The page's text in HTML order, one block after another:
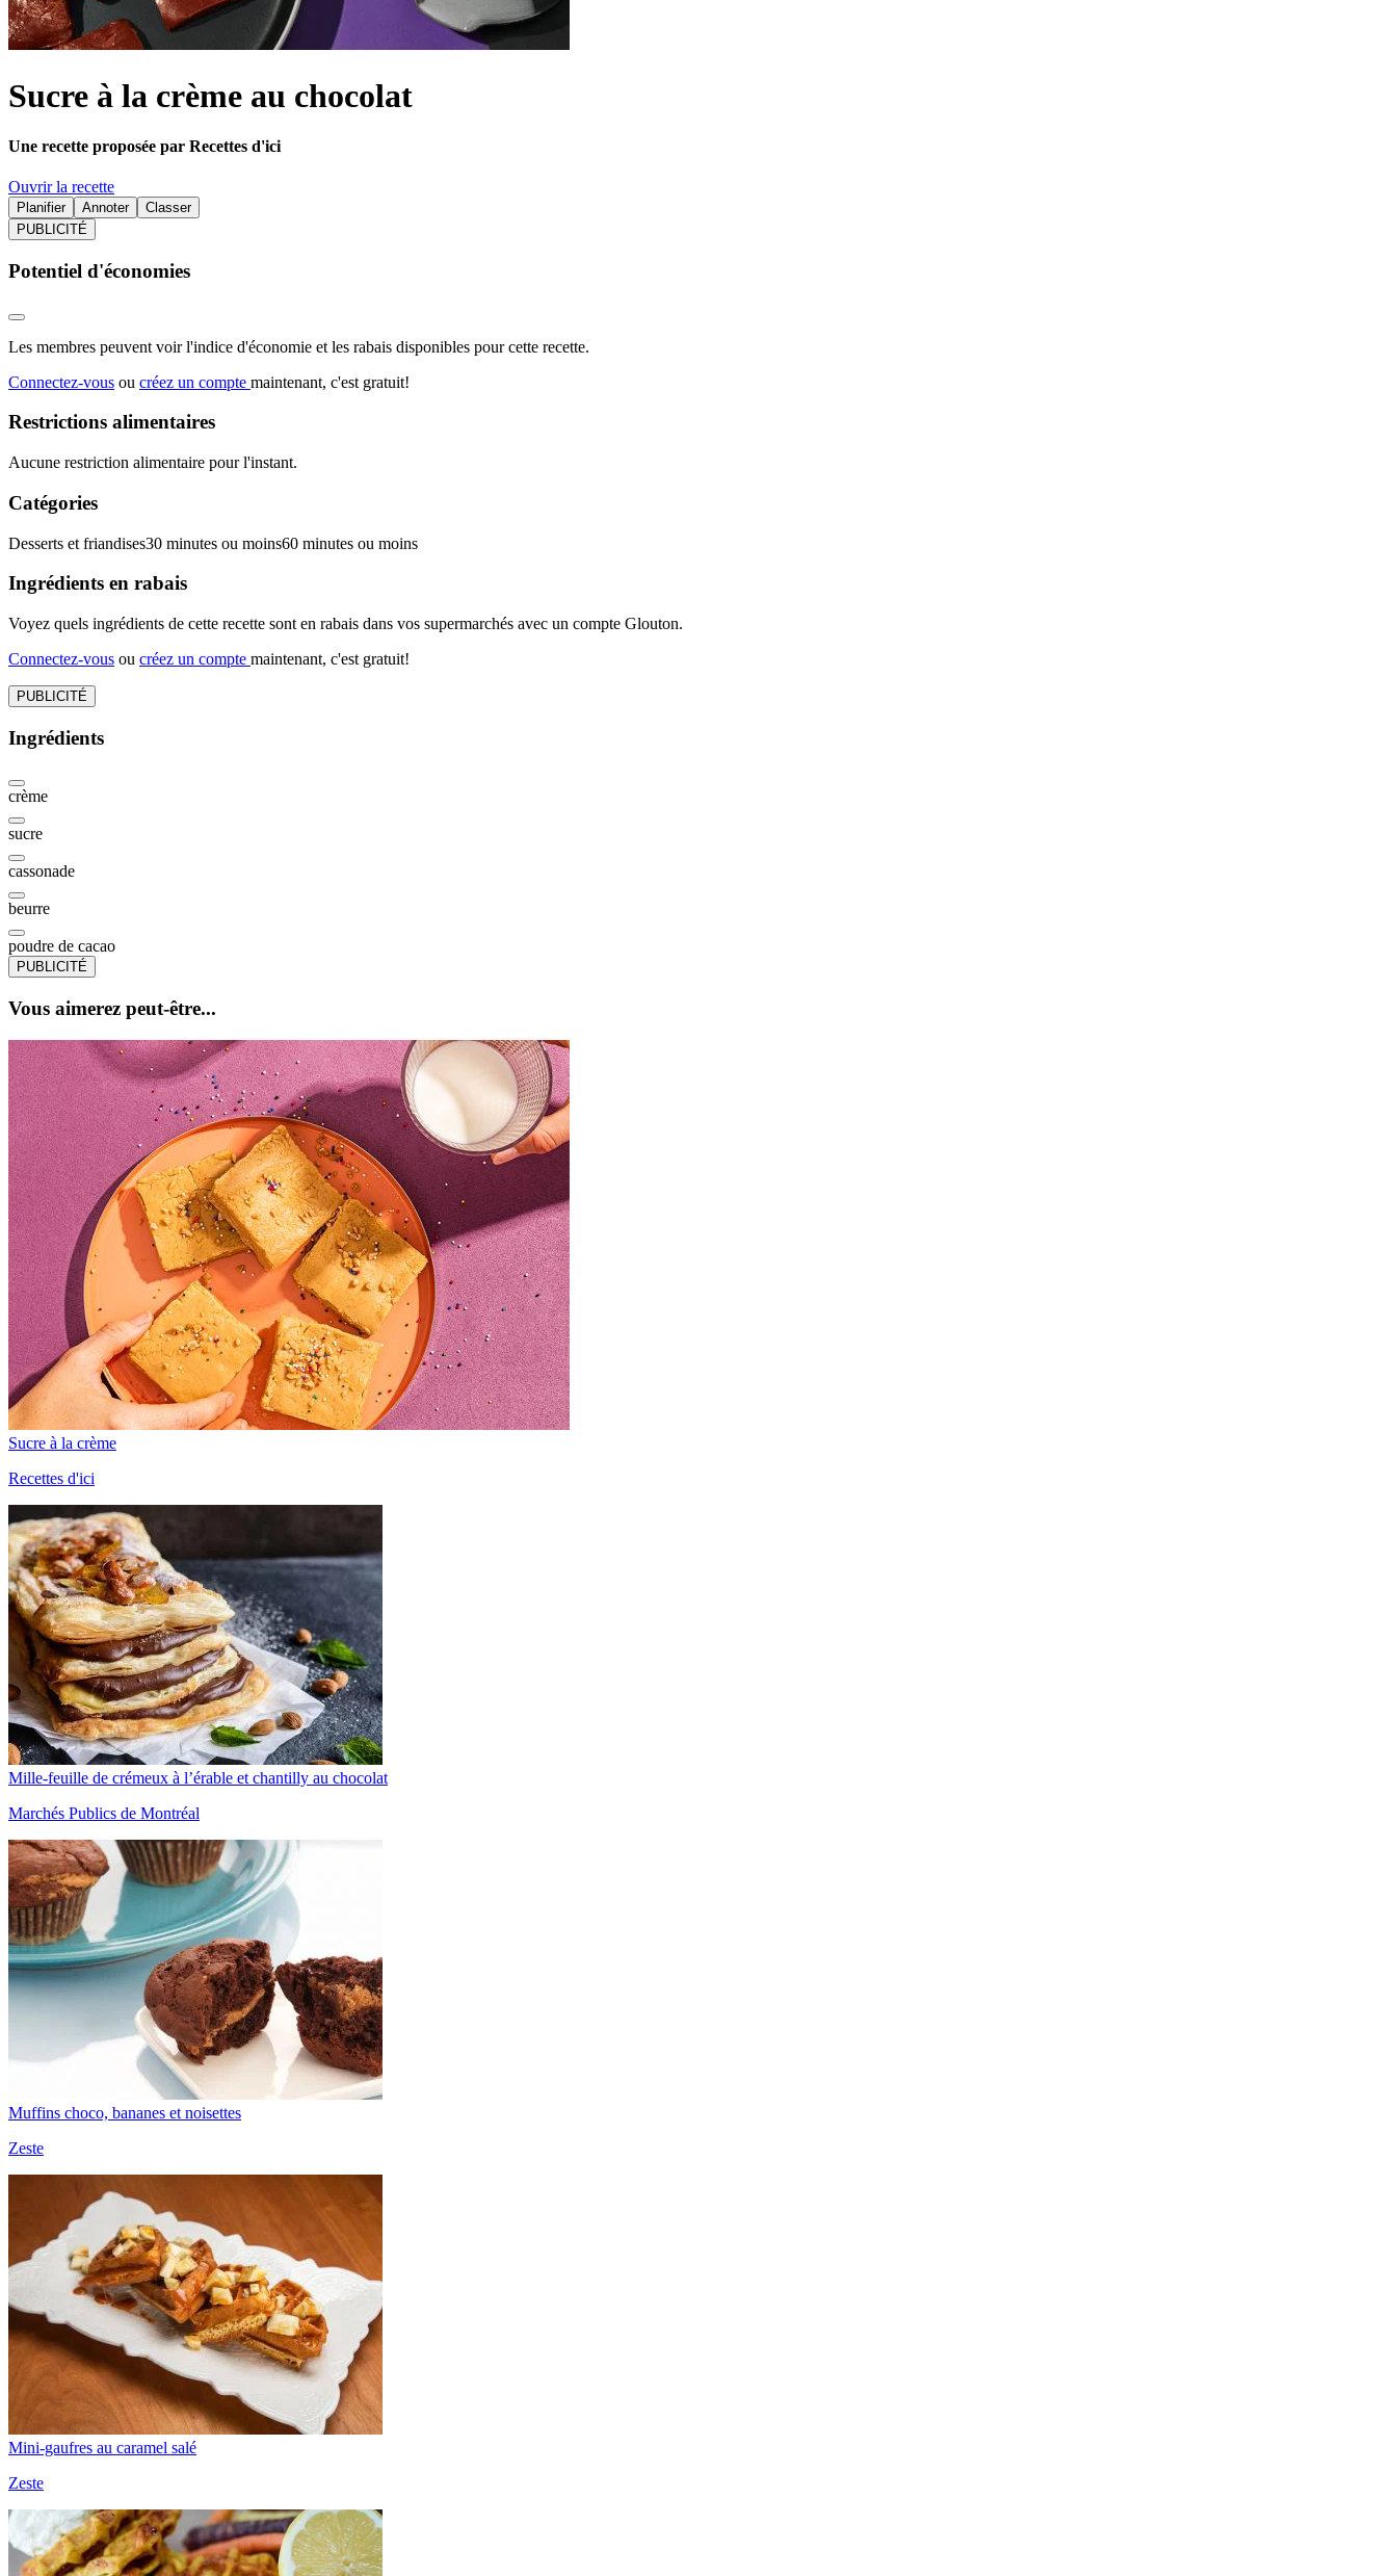
Sucre à la crème au chocolat
Une recette proposée par Recettes d'ici
Ouvrir la recette
Planifier Annoter
Classer
PUBLICITÉ
Potentiel d'économies
Les membres peuvent voir l'indice d'économie et les rabais disponibles pour cette recette.
Connectez-vous ou créez un compte maintenant, c'est gratuit!
Restrictions alimentaires
Aucune restriction alimentaire pour l'instant.
Catégories
Desserts et friandises30 minutes ou moins60 minutes ou moins
Ingrédients en rabais
Voyez quels ingrédients de cette recette sont en rabais dans vos supermarchés avec un compte Glouton.
Connectez-vous ou créez un compte maintenant, c'est gratuit!
PUBLICITÉ
Ingrédients
crème
sucre
cassonade
beurre
poudre de cacao
PUBLICITÉ
Vous aimerez peut-être...
Sucre à la crème
Recettes d'ici
Mille-feuille de crémeux à l’érable et chantilly au chocolat
Marchés Publics de Montréal
Muffins choco, bananes et noisettes
Zeste
Mini-gaufres au caramel salé
Zeste